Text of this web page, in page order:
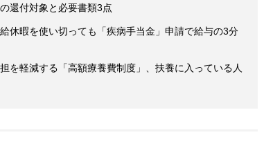
還付対象と必要書類3点
暇を使い切っても「疾病手当金」申請で給与の3分
を軽減する「高額療養費制度」、扶養に入っている人